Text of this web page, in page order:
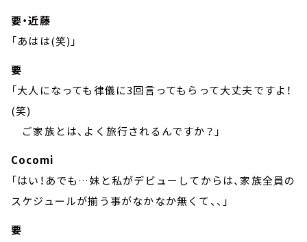
要・近藤
「あはは(笑)」
要
「大人になっても律儀に3回言ってもらって大丈夫ですよ！
(笑)
ご家族とは、よく旅行されるんですか？」
Cocomi
「はい！あでも…妹と私がデビューしてからは、家族全員の
スケジュールが揃う事がなかなか無くて、、」
要